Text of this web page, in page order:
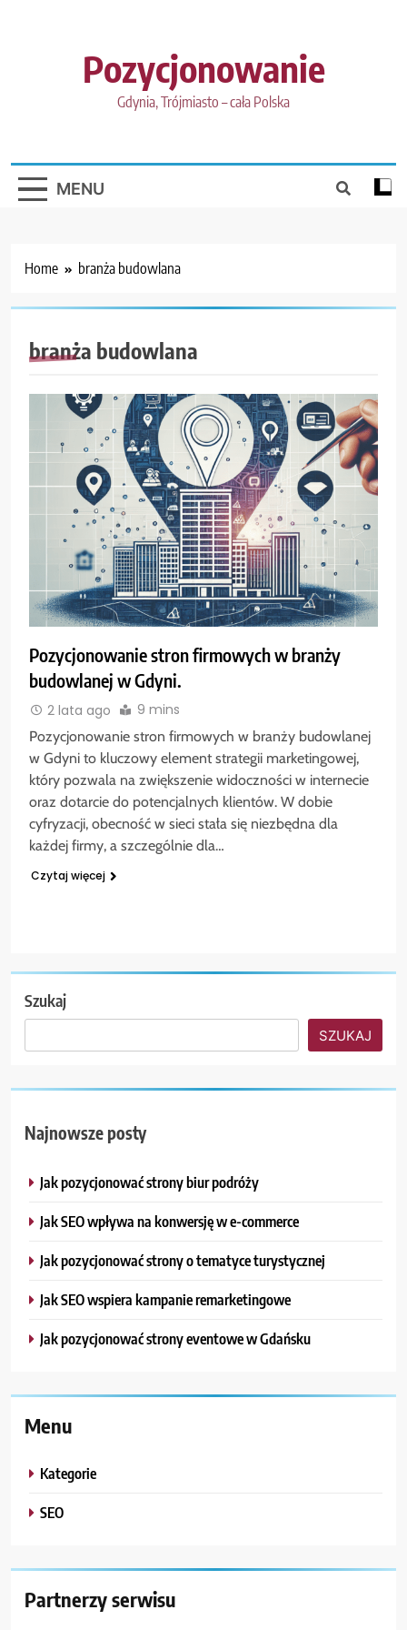
Pozycjonowanie
Gdynia, Trójmiasto – cała Polska
MENU
Home branża budowlana
branża budowlana
Pozycjonowanie stron firmowych w branży
budowlanej w Gdyni.
2 lata ago 9 mins
Pozycjonowanie stron firmowych w branży budowlanej
w Gdyni to kluczowy element strategii marketingowej,
który pozwala na zwiększenie widoczności w internecie
oraz dotarcie do potencjalnych klientów. W dobie
cyfryzacji, obecność w sieci stała się niezbędna dla
każdej firmy, a szczególnie dla…
Czytaj więcej
Szukaj
SZUKAJ
Najnowsze posty
Jak pozycjonować strony biur podróży
Jak SEO wpływa na konwersję w e-commerce
Jak pozycjonować strony o tematyce turystycznej
Jak SEO wspiera kampanie remarketingowe
Jak pozycjonować strony eventowe w Gdańsku
Menu
Kategorie
SEO
Partnerzy serwisu